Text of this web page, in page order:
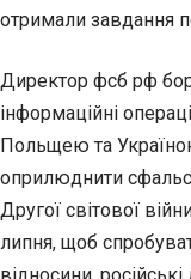
отримали завдання
Директор фсб рф
інформаційні
Польщею та
оприлюднити
Другої світової
липня, щоб